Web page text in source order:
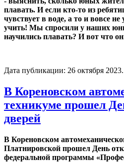
плавать. И если кто-то из
чувствует в воде, а то и вовсе не
учить! Мы спросили у наших
научились плавать? И вот что
Дата публикации: 26 октября 2023.
В Кореновском
техникуме прошел
дверей
В Кореновском
Платнировской прошел День
федеральной программы